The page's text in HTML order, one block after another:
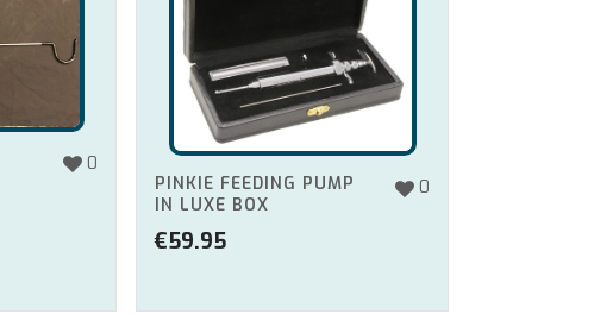
0
0
PINKIE FEEDING PUMP
IN LUXE BOX
€59.95